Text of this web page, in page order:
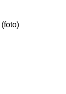
(foto)